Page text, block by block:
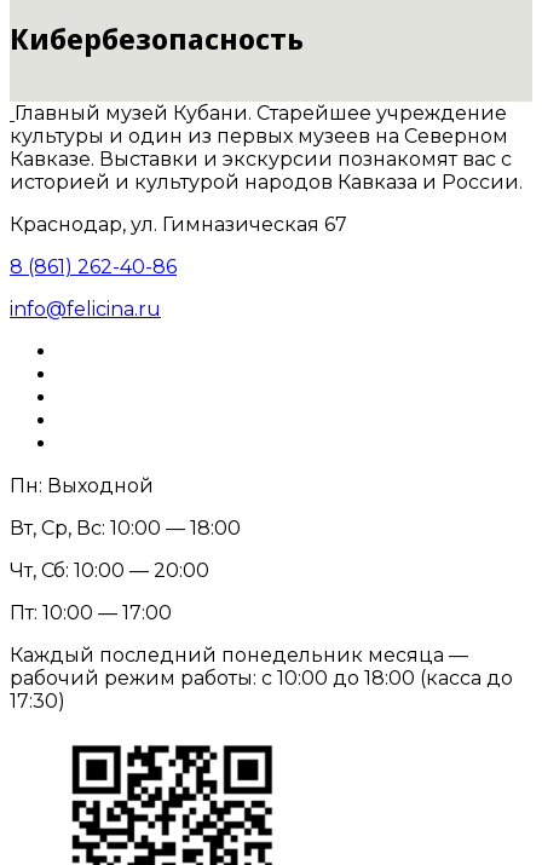
Кибербезопасность
Главный музей Кубани. Старейшее учреждение
культуры и один из первых музеев на Северном
Кавказе. Выставки и экскурсии познакомят вас с
историей и культурой народов Кавказа и России.
Краснодар, ул. Гимназическая 67
8 (861) 262-40-86
info@felicina.ru
Пн: Выходной
Вт, Ср, Вс: 10:00 — 18:00
Чт, Сб: 10:00 — 20:00
Пт: 10:00 — 17:00
Каждый последний понедельник месяца —
рабочий режим работы: с 10:00 до 18:00 (касса до
17:30)